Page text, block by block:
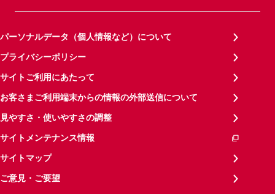
パーソナルデータ（個人情報など）について
プライバシーポリシー
サイトご利用にあたって
お客さまご利用端末からの情報の外部送信について
見やすさ・使いやすさの調整
サイトメンテナンス情報
サイトマップ
ご意見・ご要望